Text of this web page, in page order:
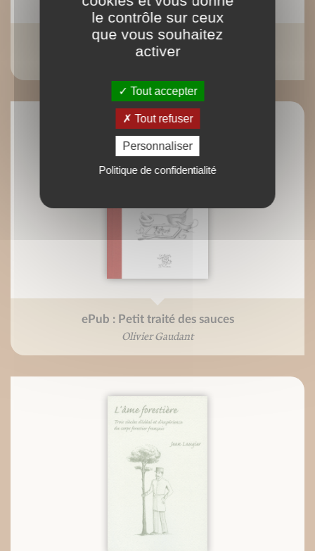
ePub : Petit traité de la farine complète
Martine Agrech
ePub : Petit traité des sauces
Olivier Gaudant
le contrôle sur ceux
que vous souhaitez
activer
Tout accepter
Tout refuser
Personnaliser
Politique de confidentialité